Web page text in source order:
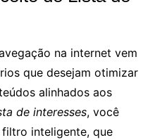
na internet vem
que desejam otimizar
alinhados aos
de interesses, você
inteligente, que